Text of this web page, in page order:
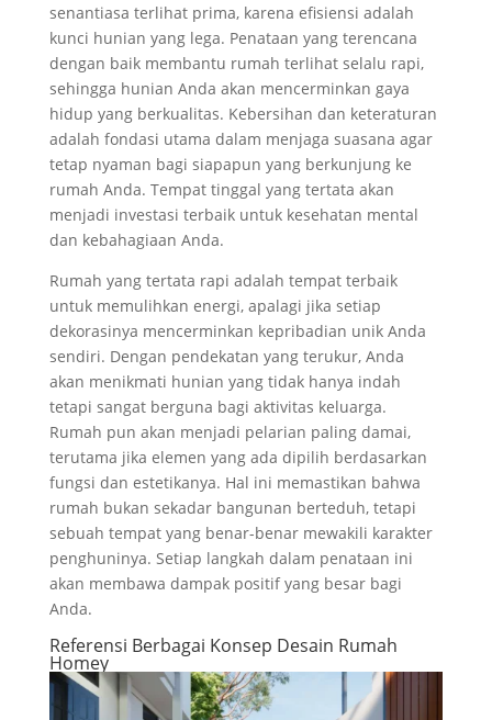
senantiasa terlihat prima, karena efisiensi adalah
kunci hunian yang lega. Penataan yang terencana
dengan baik membantu rumah terlihat selalu rapi,
sehingga hunian Anda akan mencerminkan gaya
hidup yang berkualitas. Kebersihan dan keteraturan
adalah fondasi utama dalam menjaga suasana agar
tetap nyaman bagi siapapun yang berkunjung ke
rumah Anda. Tempat tinggal yang tertata akan
menjadi investasi terbaik untuk kesehatan mental
dan kebahagiaan Anda.
Rumah yang tertata rapi adalah tempat terbaik
untuk memulihkan energi, apalagi jika setiap
dekorasinya mencerminkan kepribadian unik Anda
sendiri. Dengan pendekatan yang terukur, Anda
akan menikmati hunian yang tidak hanya indah
tetapi sangat berguna bagi aktivitas keluarga.
Rumah pun akan menjadi pelarian paling damai,
terutama jika elemen yang ada dipilih berdasarkan
fungsi dan estetikanya. Hal ini memastikan bahwa
rumah bukan sekadar bangunan berteduh, tetapi
sebuah tempat yang benar-benar mewakili karakter
penghuninya. Setiap langkah dalam penataan ini
akan membawa dampak positif yang besar bagi
Anda.
Referensi Berbagai Konsep Desain Rumah
Homey